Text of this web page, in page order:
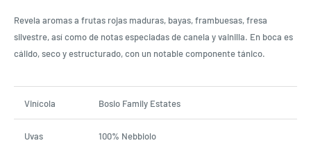
Revela aromas a frutas rojas maduras, bayas, frambuesas, fresa
silvestre, así como de notas especiadas de canela y vainilla. En boca es
cálido, seco y estructurado, con un notable componente tánico.
Vinícola Bosio Family Estates
Uvas 100% Nebbiolo